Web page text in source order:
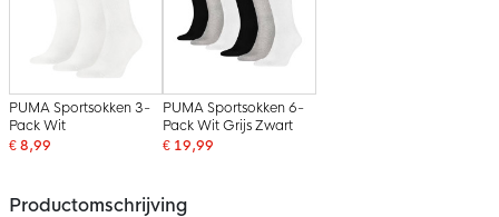
PUMA Sportsokken 3-
Pack Wit
€ 8,99
PUMA Sportsokken 6-
Pack Wit Grijs Zwart
€ 19,99
Productomschrijving